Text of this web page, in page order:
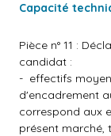
Capacité
Pièce n° 11 :
candidat :
- effectifs
d'encadrement
correspond aux
présent marché,